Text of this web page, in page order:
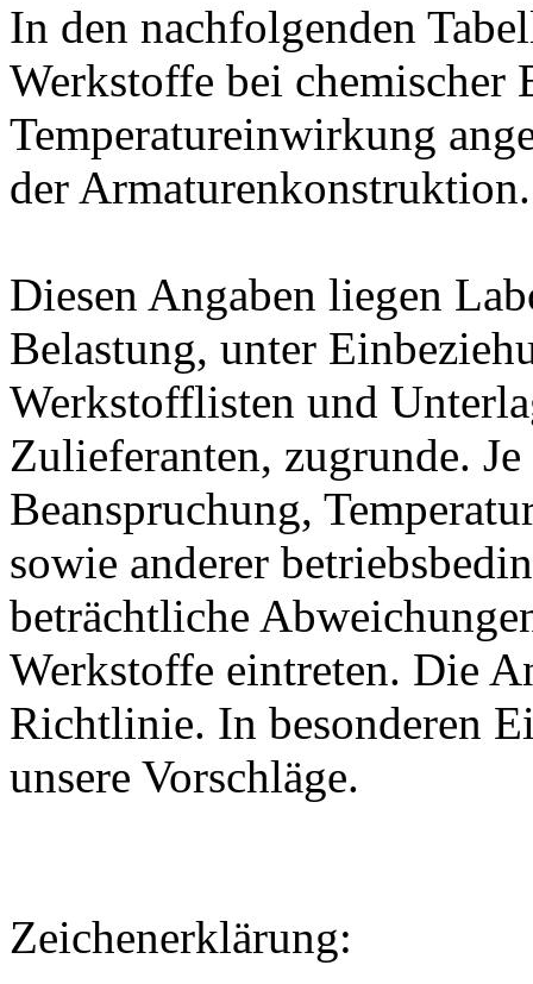
In den nachfolgenden
Werkstoffe bei chemischer
Temperatureinwirkung
der Armaturenkonstruktion.
Diesen Angaben liegen
Belastung, unter
Werkstofflisten und
Zulieferanten, zugrunde.
Beanspruchung,
sowie anderer
beträchtliche
Werkstoffe eintreten. Die
Richtlinie. In besonderen
unsere Vorschläge.
Zeichenerklärung: